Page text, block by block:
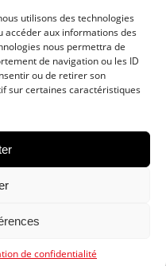
utilisons des technologies
accéder aux informations des
nous permettra de
de navigation ou les ID
ou de retirer son
sur certaines caractéristiques
de confidentialité